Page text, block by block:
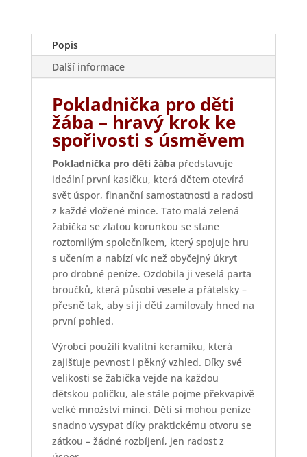
Popis
Další informace
Pokladnička pro děti
žába – hravý krok ke
spořivosti s úsměvem
Pokladnička pro děti žábapředstavuje
ideální první kasičku, která dětem otevírá
svět úspor, finanční samostatnosti a radosti
z každé vložené mince. Tato malá zelená
žabička se zlatou korunkou se stane
roztomilým společníkem, který spojuje hru
s učením a nabízí víc než obyčejný úkryt
pro drobné peníze. Ozdobila ji veselá parta
broučků, která působí vesele a přátelsky –
přesně tak, aby si ji děti zamilovaly hned na
první pohled.
Výrobci použili kvalitní keramiku, která
zajišťuje pevnost i pěkný vzhled. Díky své
velikosti se žabička vejde na každou
dětskou poličku, ale stále pojme překvapivě
velké množství mincí. Děti si mohou peníze
snadno vysypat díky praktickému otvoru se
zátkou – žádné rozbíjení, jen radost z